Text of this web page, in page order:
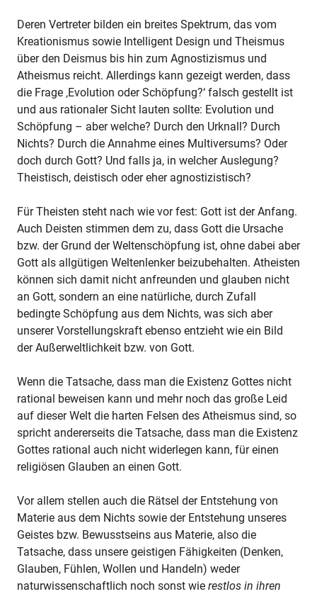
Deren Vertreter bilden ein breites Spektrum, das vom
Kreationismus sowie Intelligent Design und Theismus
über den Deismus bis hin zum Agnostizismus und
Atheismus reicht. Allerdings kann gezeigt werden, dass
die Frage ‚Evolution oder Schöpfung?‘ falsch gestellt ist
und aus rationaler Sicht lauten sollte: Evolution und
Schöpfung – aber welche? Durch den Urknall? Durch
Nichts? Durch die Annahme eines Multiversums? Oder
doch durch Gott? Und falls ja, in welcher Auslegung?
Theistisch, deistisch oder eher agnostizistisch?
Für Theisten steht nach wie vor fest: Gott ist der Anfang.
Auch Deisten stimmen dem zu, dass Gott die Ursache
bzw. der Grund der Weltenschöpfung ist, ohne dabei aber
Gott als allgütigen Weltenlenker beizubehalten. Atheisten
können sich damit nicht anfreunden und glauben nicht
an Gott, sondern an eine natürliche, durch Zufall
bedingte Schöpfung aus dem Nichts, was sich aber
unserer Vorstellungskraft ebenso entzieht wie ein Bild
der Außerweltlichkeit bzw. von Gott.
Wenn die Tatsache, dass man die Existenz Gottes nicht
rational beweisen kann und mehr noch das große Leid
auf dieser Welt die harten Felsen des Atheismus sind, so
spricht andererseits die Tatsache, dass man die Existenz
Gottes rational auch nicht widerlegen kann, für einen
religiösen Glauben an einen Gott.
Vor allem stellen auch die Rätsel der Entstehung von
Materie aus dem Nichts sowie der Entstehung unseres
Geistes bzw. Bewusstseins aus Materie, also die
Tatsache, dass unsere geistigen Fähigkeiten (Denken,
Glauben, Fühlen, Wollen und Handeln) weder
naturwissenschaftlich noch sonst wie restlos in ihren